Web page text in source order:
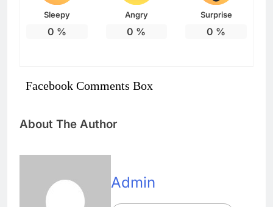
Sleepy
0 %
Angry
0 %
Surprise
0 %
Facebook Comments Box
About The Author
Admin